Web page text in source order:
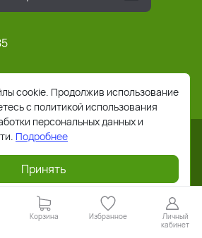
Работает наReadyScript
Корзина Избранное
Личный
кабинет
cookie. Продолжив использование
с политикой использования
персональных данных и
Подробнее
Принять